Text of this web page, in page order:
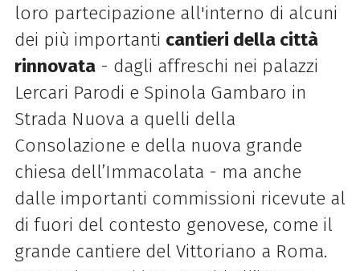
loro partecipazione all'interno di alcuni
dei più importanti cantieri della città
rinnovata- dagli affreschi nei palazzi
Lercari Parodi e Spinola Gambaro in
Strada Nuova a quelli della
Consolazione e della nuova grande
chiesa dell’Immacolata - ma anche
dalle importanti commissioni ricevute al
di fuori del contesto genovese, come il
grande cantiere del Vittoriano a Roma.